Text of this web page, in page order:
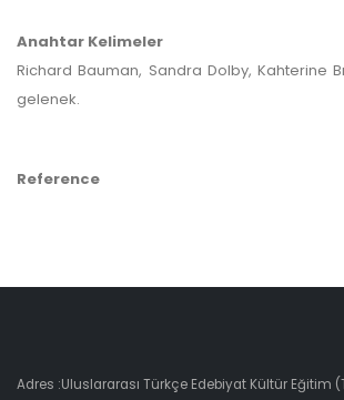
Anahtar Kelimeler
Richard Bauman, Sandra Dolby, Kahterine
gelenek.
Reference
Adres :Uluslararası Türkçe Edebiyat Kültür Eğitim